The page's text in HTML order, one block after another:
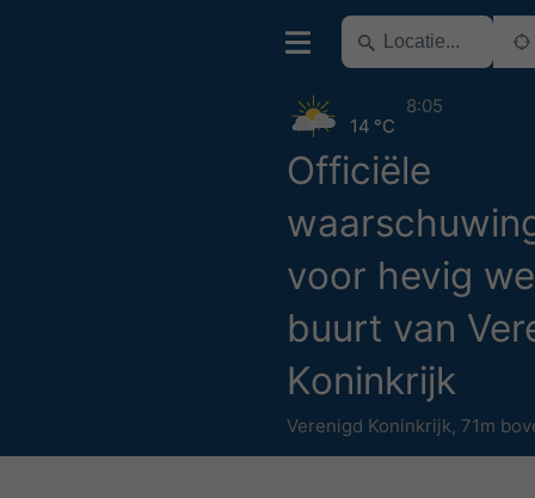
Officiële
voor hevig
buurt van
Koninkrijk
Verenigd Koninkrijk, 71m
14 °C
8:05